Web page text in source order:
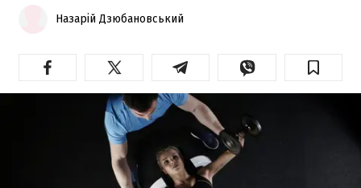
Назарій Дзюбановський